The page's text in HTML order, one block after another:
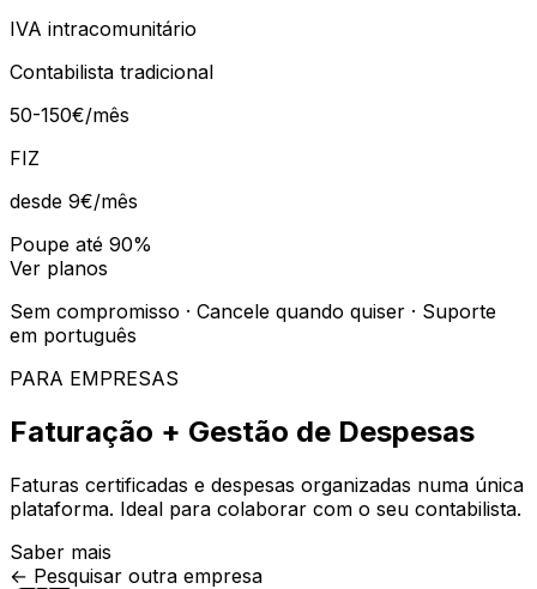
IVA intracomunitário
Contabilista tradicional
50-150€/mês
FIZ
desde 9€/mês
Poupe até 90%
Ver planos
Sem compromisso · Cancele quando quiser · Suporte
em português
PARA EMPRESAS
Faturação + Gestão de Despesas
Faturas certificadas e despesas organizadas numa única
plataforma. Ideal para colaborar com o seu contabilista.
Saber mais
← Pesquisar outra empresa